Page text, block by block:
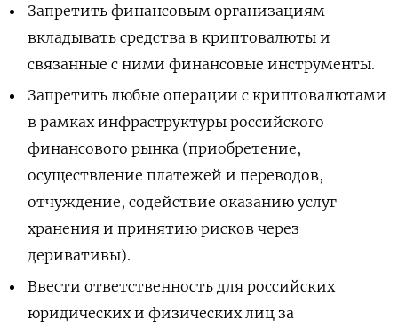
Запретить финансовым организациям
вкладывать средства в криптовалюты и
связанные с ними финансовые инструменты.
Запретить любые операции с криптовалютами
в рамках инфраструктуры российского
финансового рынка (приобретение,
осуществление платежей и переводов,
отчуждение, содействие оказанию услуг
хранения и принятию рисков через
деривативы).
Ввести ответственность для российских
юридических и физических лиц за